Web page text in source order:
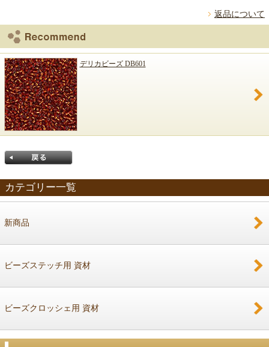
返品について
デリカビーズ DB601
カテゴリー一覧
新商品
ビーズステッチ用 資材
ビーズクロッシェ用 資材